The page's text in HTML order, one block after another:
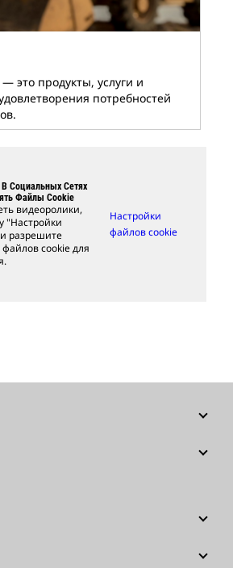
это продукты, услуги и
потребностей
Социальных Сетях
Файлы Cookie
видеоролики,
"Настройки
разрешите
cookie для
Настройки
файлов cookie